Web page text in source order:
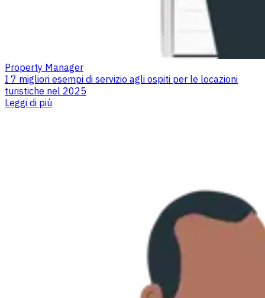
Property Manager
I 7 migliori esempi di servizio agli ospiti per le locazioni
turistiche nel 2025
Leggi di più